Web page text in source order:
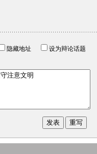
隐藏地址
设为辩论话题